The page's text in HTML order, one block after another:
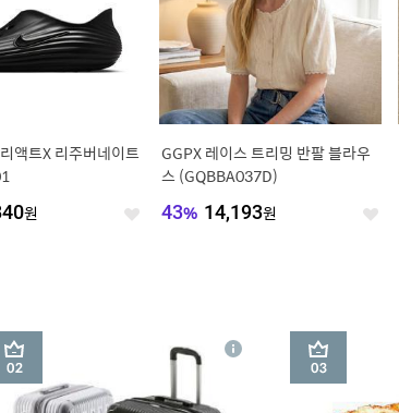
액트X 리주버네이트
원 좋
GGPX 레이스 트리밍 반팔 블라우
스 (GQBBA037D)
43% 14,193원 좋
2
상
3